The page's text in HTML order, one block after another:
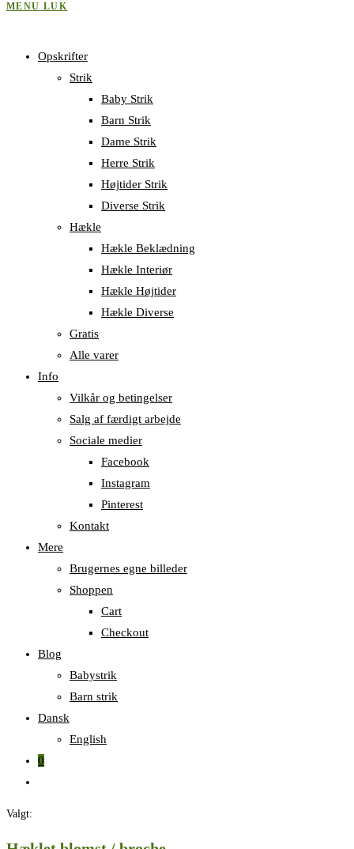
MENU LUK
Opskrifter
Strik
Baby Strik
Barn Strik
Dame Strik
Herre Strik
Højtider Strik
Diverse Strik
Hækle
Hækle Beklædning
Hækle Interiør
Hækle Højtider
Hækle Diverse
Gratis
Alle varer
Info
Vilkår og betingelser
Salg af færdigt arbejde
Sociale medier
Facebook
Instagram
Pinterest
Kontakt
Mere
Brugernes egne billeder
Shoppen
Cart
Checkout
Blog
Babystrik
Barn strik
Dansk
English
0
Valgt: